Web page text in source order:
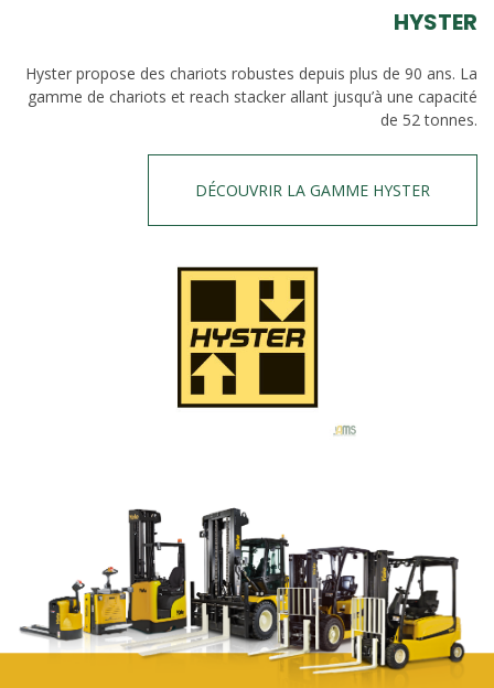
HYSTER
Hyster propose des chariots robustes depuis plus de 90 ans. La
gamme de chariots et reach stacker allant jusqu’à une capacité
de 52 tonnes.
DÉCOUVRIR LA GAMME HYSTER